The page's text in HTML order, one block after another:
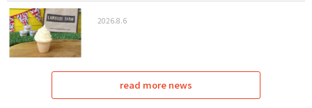
2026.8.6
read more news